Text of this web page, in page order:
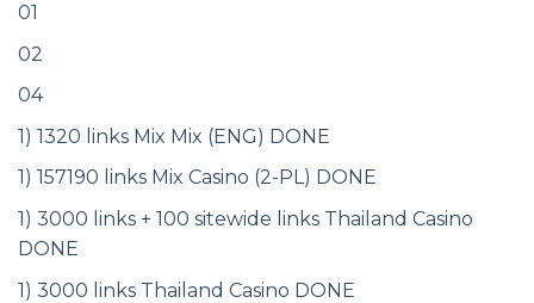
01
02
04
1) 1320 links Mix Mix (ENG) DONE
1) 157190 links Mix Casino (2-PL) DONE
1) 3000 links + 100 sitewide links Thailand Casino
DONE
1) 3000 links Thailand Casino DONE